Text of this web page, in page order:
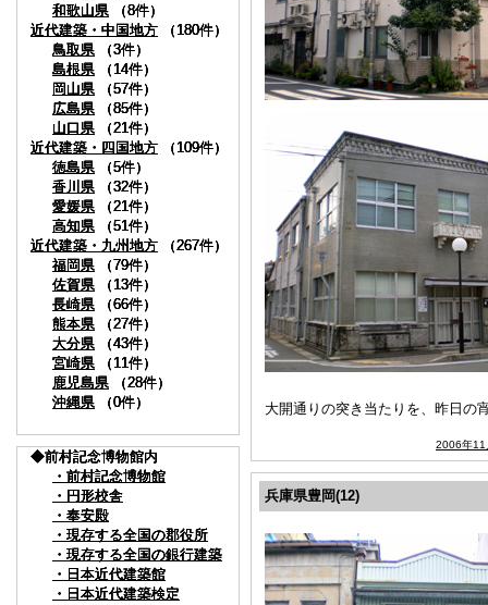
和歌山県 （8件）
近代建築・中国地方 （180件）
鳥取県 （3件）
島根県 （14件）
岡山県 （57件）
広島県 （85件）
山口県 （21件）
近代建築・四国地方 （109件）
徳島県 （5件）
香川県 （32件）
愛媛県 （21件）
高知県 （51件）
近代建築・九州地方 （267件）
福岡県 （79件）
佐賀県 （13件）
長崎県 （66件）
熊本県 （27件）
大分県 （43件）
宮崎県 （11件）
鹿児島県 （28件）
沖縄県 （0件）
◆前村記念博物館内
・前村記念博物館
・円形校舎
・奉安殿
・現存する全国の郡役所
・現存する全国の銀行建築
・日本近代建築館
・日本近代建築検定
大開通りの突き当たりを、昨日の
2006年11
和歌山県 （8件）
近代建築・中国地方 （180件）
鳥取県 （3件）
島根県 （14件）
岡山県 （57件）
広島県 （85件）
山口県 （21件）
近代建築・四国地方 （109件）
徳島県 （5件）
香川県 （32件）
愛媛県 （21件）
高知県 （51件）
近代建築・九州地方 （267件）
福岡県 （79件）
佐賀県 （13件）
長崎県 （66件）
熊本県 （27件）
大分県 （43件）
宮崎県 （11件）
鹿児島県 （28件）
沖縄県 （0件）
◆前村記念博物館内
・前村記念博物館
・円形校舎
・奉安殿
・現存する全国の郡役所
・現存する全国の銀行建築
・日本近代建築館
・日本近代建築検定
兵庫県豊岡(12)
和歌山県 （8件）
近代建築・中国地方 （180件）
鳥取県 （3件）
島根県 （14件）
岡山県 （57件）
広島県 （85件）
山口県 （21件）
近代建築・四国地方 （109件）
徳島県 （5件）
香川県 （32件）
愛媛県 （21件）
高知県 （51件）
近代建築・九州地方 （267件）
福岡県 （79件）
佐賀県 （13件）
長崎県 （66件）
熊本県 （27件）
大分県 （43件）
宮崎県 （11件）
鹿児島県 （28件）
沖縄県 （0件）
◆前村記念博物館内
・前村記念博物館
・円形校舎
・奉安殿
・現存する全国の郡役所
・現存する全国の銀行建築
・日本近代建築館
・日本近代建築検定
和歌山県 （8件）
近代建築・中国地方 （180件）
鳥取県 （3件）
島根県 （14件）
岡山県 （57件）
広島県 （85件）
山口県 （21件）
近代建築・四国地方 （109件）
徳島県 （5件）
香川県 （32件）
愛媛県 （21件）
高知県 （51件）
近代建築・九州地方 （267件）
福岡県 （79件）
佐賀県 （13件）
長崎県 （66件）
熊本県 （27件）
大分県 （43件）
宮崎県 （11件）
鹿児島県 （28件）
沖縄県 （0件）
◆前村記念博物館内
・前村記念博物館
・円形校舎
・奉安殿
・現存する全国の郡役所
・現存する全国の銀行建築
・日本近代建築館
・日本近代建築検定